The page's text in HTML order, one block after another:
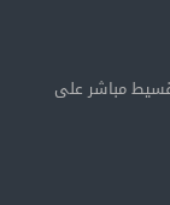
مباشر على